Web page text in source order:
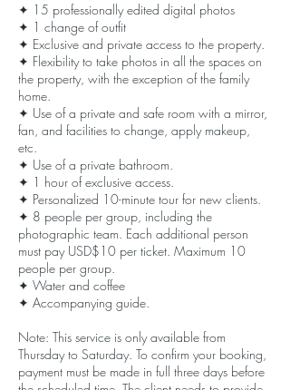
✦ 15 professionally edited digital photos
✦ 1 change of outfit
✦ Exclusive and private access to the property.
✦ Flexibility to take photos in all the spaces on
the property, with the exception of the family
home.
✦ Use of a private and safe room with a mirror,
fan, and facilities to change, apply makeup,
etc.
✦ Use of a private bathroom.
✦ 1 hour of exclusive access.
✦ Personalized 10-minute tour for new clients.
✦ 8 people per group, including the
photographic team. Each additional person
must pay USD$10 per ticket. Maximum 10
people per group.
✦ Water and coffee
✦ Accompanying guide.
Note: This service is only available from
Thursday to Saturday. To confirm your booking,
payment must be made in full three days before